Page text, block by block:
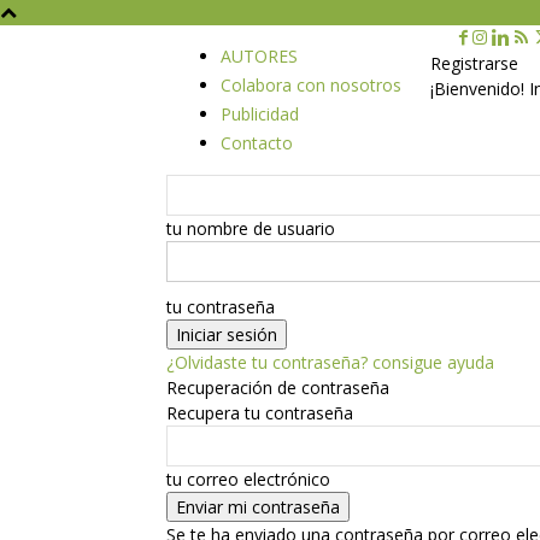
AUTORES
Colabora con nosotros
Publicidad
Contacto
Registrarse
¡Bienvenido!
tu nombre de usuario
tu contraseña
¿Olvidaste tu contraseña? consigue ayuda
Recuperación de contraseña
Recupera tu contraseña
tu correo electrónico
Se te ha enviado una contraseña por correo